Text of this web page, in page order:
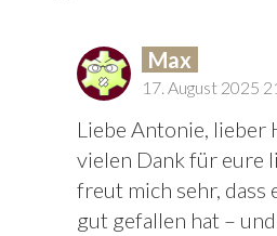
Max
17. August 2025
Liebe Antonie, lieber
vielen Dank für eure
freut mich sehr, dass
gut gefallen hat –